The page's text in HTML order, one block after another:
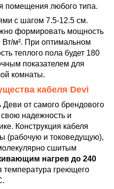
помещения любого типа.
с шагом 7.5-12.5 см.
формировать мощность
Вт/м². При оптимальном
теплого пола будет 180
показателем для
комнаты.
кабеля Devi
Деви от самого брендового
надежность и
Конструкция кабеля
(рабочую и токоведущую),
сшитым
нагрев до 240
температура греющего